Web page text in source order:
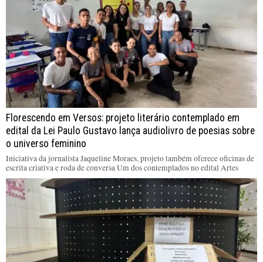
Florescendo em Versos: projeto literário contemplado em
edital da Lei Paulo Gustavo lança audiolivro de poesias sobre
o universo feminino
Iniciativa da jornalista Jaqueline Moraes, projeto também oferece oficinas de
escrita criativa e roda de conversa Um dos contemplados no edital Artes